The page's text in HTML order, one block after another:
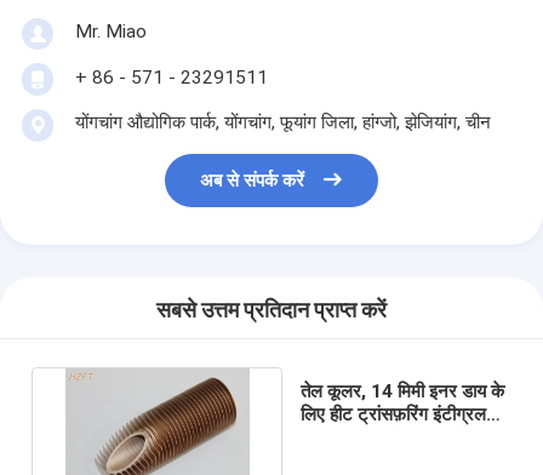
Mr. Miao
+ 86 - 571 - 23291511
योंगचांग औद्योगिक पार्क, योंगचांग, ​​फूयांग जिला, हांग्जो, झेजियांग, चीन
अब से संपर्क करें
सबसे उत्तम प्रतिदान प्राप्त करें
तेल कूलर, 14 मिमी इनर डाय के
लिए हीट ट्रांसफ़रिंग इंटीग्रल